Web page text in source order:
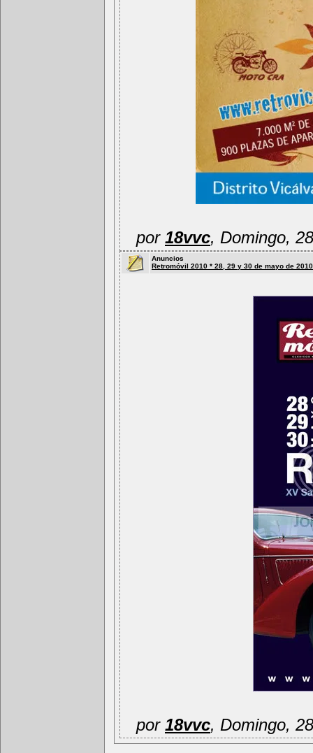
por 18vvc, Domingo,
Anuncios
Retromóvil 2010 * 28, 29 y 30 de mayo de 2010
por 18vvc, Domingo,